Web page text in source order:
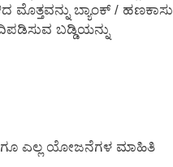
ಬ್ಯಾಂಕ್ / ಹಣಕಾಸು
ಬಡ್ಡಿಯನ್ನು
ಎಲ್ಲ ಯೋಜನೆಗಳ ಮಾಹಿತಿ